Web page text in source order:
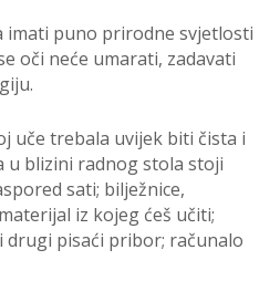
imati puno prirodne svjetlosti
oči neće umarati, zadavati
uče trebala uvijek biti čista i
u blizini radnog stola stoji
sati; bilježnice,
iz kojeg ćeš učiti;
drugi pisaći pribor; računalo